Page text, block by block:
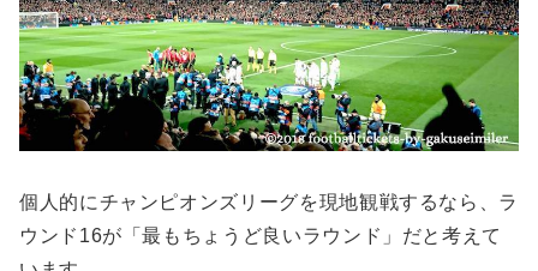
個人的にチャンピオンズリーグを現地観戦するなら、ラ
ウンド16が「最もちょうど良いラウンド」だと考えて